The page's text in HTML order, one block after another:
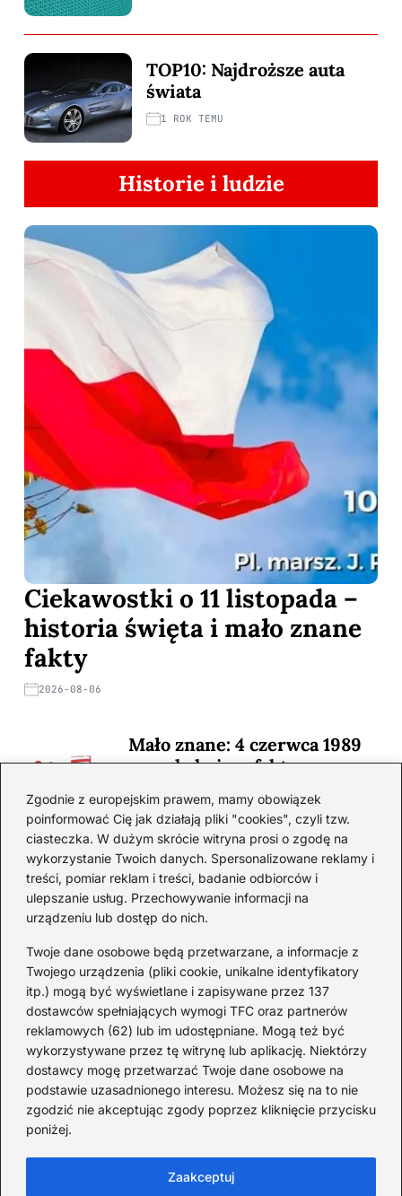
Zgodnie z europejskim prawem, mamy obowiązek
poinformować Cię jak działają pliki "cookies", czyli tzw.
ciasteczka. W dużym skrócie witryna prosi o zgodę na
wykorzystanie Twoich danych. Spersonalizowane reklamy i
treści, pomiar reklam i treści, badanie odbiorców i
ulepszanie usług. Przechowywanie informacji na
urządzeniu lub dostęp do nich.
Twoje dane osobowe będą przetwarzane, a informacje z
Twojego urządzenia (pliki cookie, unikalne identyfikatory
itp.) mogą być wyświetlane i zapisywane przez 137
dostawców spełniających wymogi TFC oraz partnerów
reklamowych (62) lub im udostępniane. Mogą też być
wykorzystywane przez tę witrynę lub aplikację. Niektórzy
dostawcy mogę przetwarzać Twoje dane osobowe na
podstawie uzasadnionego interesu. Możesz się na to nie
zgodzić nie akceptując zgody poprzez kliknięcie przycisku
poniżej.
Zaakceptuj
TOP10: Najdroższe auta
świata
1 ROK TEMU
Historie i ludzie
Ciekawostki o 11 listopada –
historia święta i mało znane
fakty
2026-08-06
Mało znane: 4 czerwca 1989
— zaskakujące fakty
2026-08-03
Ciekawostki o 1. wojnie
światowej — mało znane
fakty i historie
2026-08-02
Zaskakujące ciekawostki o
Krzysztofie Kolumbie
2026-07-20
Mało znane ciekawostki o
Wisławie Szymborskiej
2026-07-16
Zaskakujące ciekawostki o
2026-07-15